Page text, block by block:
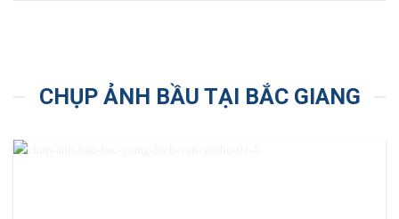
CHỤP ẢNH BẦU TẠI BẮC GIANG